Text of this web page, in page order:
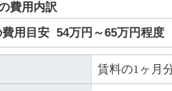
費用内訳
用目安 54万円～65万円程度
賃料の1ヶ月